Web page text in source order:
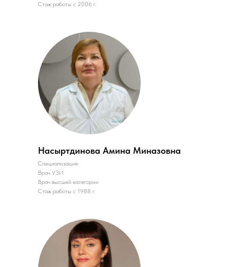
Стаж работы с 2006 г.
Насыртдинова Амина Миназовна
Специализация:
Врач УЗИ
Врач высшей категории
Стаж работы с 1988 г.